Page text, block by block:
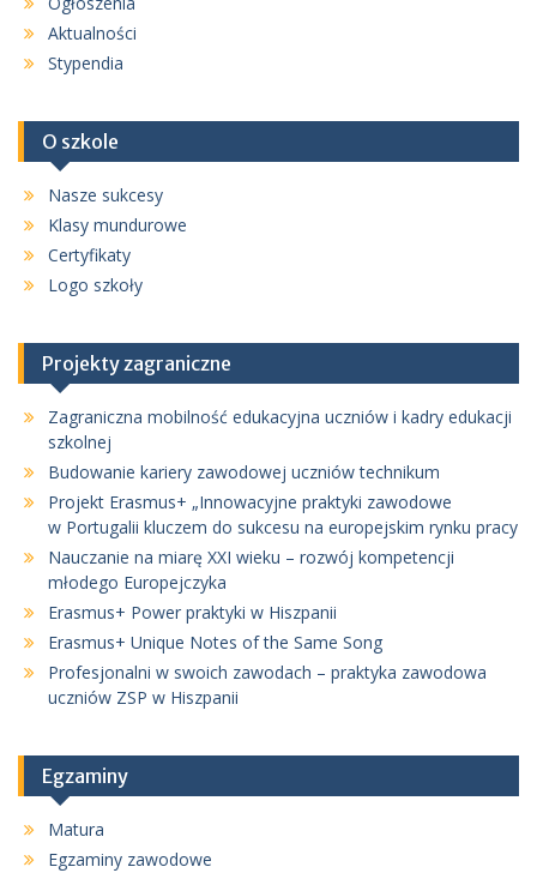
Aktualności
Stypendia
O szkole
Nasze sukcesy
Klasy mundurowe
Certyfikaty
Logo szkoły
Projekty zagraniczne
Zagraniczna mobilność edukacyjna uczniów i kadry edukacji
szkolnej
Budowanie kariery zawodowej uczniów technikum
Projekt Erasmus+ „Innowacyjne praktyki zawodowe
w Portugalii kluczem do sukcesu na europejskim rynku pracy
Nauczanie na miarę XXI wieku – rozwój kompetencji
młodego Europejczyka
Erasmus+ Power praktyki w Hiszpanii
Erasmus+ Unique Notes of the Same Song
Profesjonalni w swoich zawodach – praktyka zawodowa
uczniów ZSP w Hiszpanii
Egzaminy
Matura
Egzaminy zawodowe